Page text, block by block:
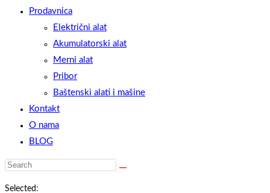
Prodavnica
Električni alat
Akumulatorski alat
Merni alat
Pribor
Baštenski alati i mašine
Kontakt
O nama
BLOG
Search
Selected: